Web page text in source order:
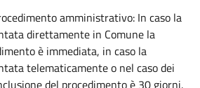
amministrativo: In caso la
direttamente in Comune la
è immediata, in caso la
telematicamente o nel caso dei
del procedimento è 30 giorni.